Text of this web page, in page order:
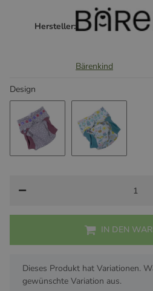
Hersteller:
Bärenkind
Design
IN DEN
x
Dieses Produkt hat Variationen.
gewünschte Variation aus.